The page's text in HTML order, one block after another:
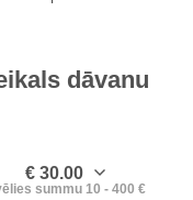
dāvanu
€ 30.00
summu 10 - 400 €